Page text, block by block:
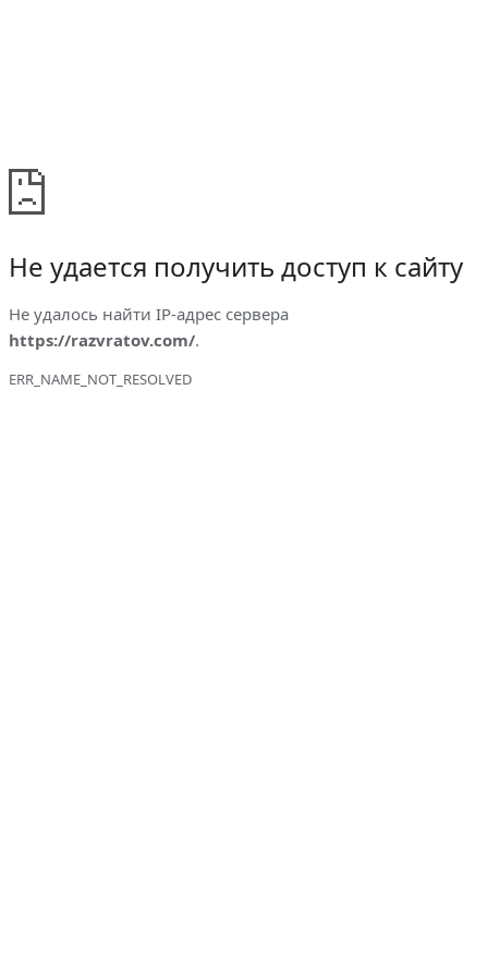
Не удается получить доступ к сайту
Не удалось найти IP-адрес сервера
https://razvratov.com/.
ERR_NAME_NOT_RESOLVED